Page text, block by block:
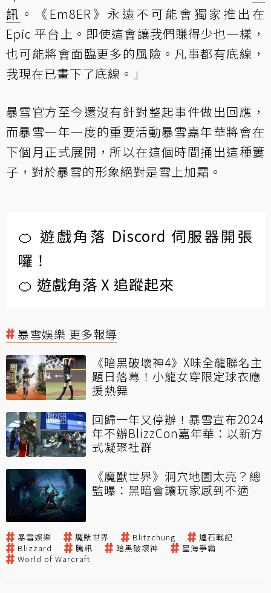
訊 。《Em8ER》永遠不可能會獨家推出在
Epic 平台上。即使這會讓我們賺得少也一樣，
也可能將會面臨更多的風險。凡事都有底線，
我現在已畫下了底線。」
暴雪官方至今還沒有針對整起事件做出回應，
而暴雪一年一度的重要活動暴雪嘉年華將會在
下個月正式展開，所以在這個時間捅出這種簍
子，對於暴雪的形象絕對是雪上加霜。
🍊 遊戲角落 Discord 伺服器開張
囉！
🍊 遊戲角落 X 追蹤起來
暴雪娛樂 更多報導
《暗黑破壞神4》X味全龍聯名主
題日落幕！小龍女穿限定球衣應
援熱舞
回歸一年又停辦！暴雪宣布2024
年不辦BlizzCon嘉年華：以新方
式凝聚社群
《魔獸世界》洞穴地圖太亮？總
監曝：黑暗會讓玩家感到不適
暴雪娛樂 魔獸世界 Blitzchung
爐石戰記
Blizzard
騰訊 暗黑破壞神
星海爭霸
World of Warcraft